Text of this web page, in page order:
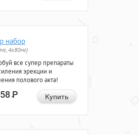
набор
4х80мг)
все супер препараты
эрекции и
полового акта!
Р Купить